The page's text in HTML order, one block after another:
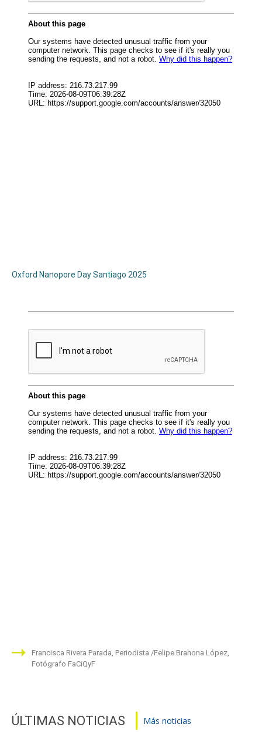
Oxford Nanopore Day Santiago 2025
Francisca Rivera Parada, Periodista
Felipe Brahona López,
Fotógrafo FaCiQyF
ÚLTIMAS NOTICIAS Más noticias